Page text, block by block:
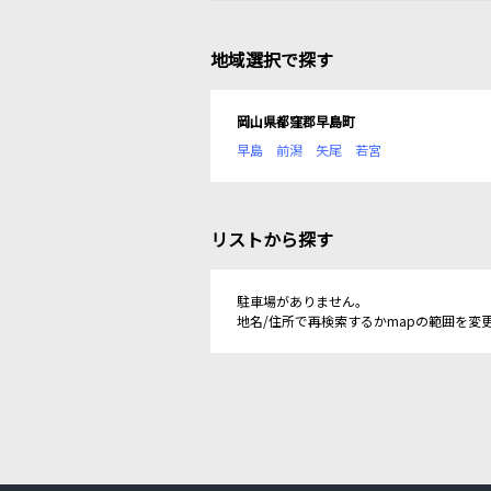
地域選択で探す
岡山県都窪郡早島町
早島
前潟 矢尾 若宮
リストから探す
駐車場がありません。
地名/住所で再検索するかmapの範囲を変